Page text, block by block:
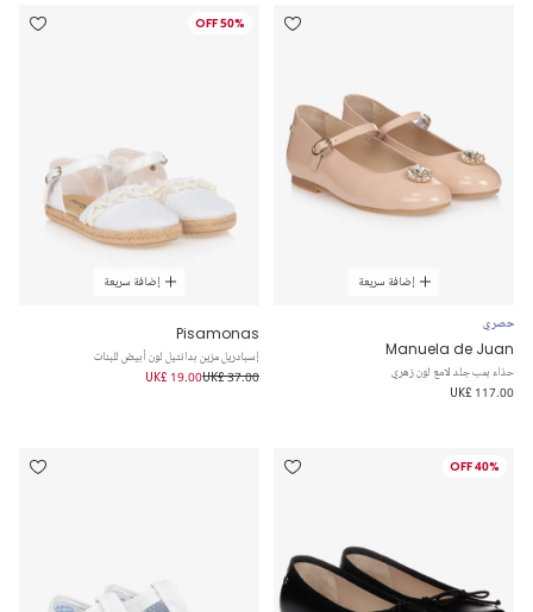
إضافة سريعة
حصري
Manuela de Juan
حذاء بمب جلد لامع لون زهري
UK£ 117.00
50% OFF
إضافة سريعة
Pisamonas
إسبادريل مزين بدانتيل لون أبيض للبنات
UK£ 37.00
UK£ 19.00
40% OFF